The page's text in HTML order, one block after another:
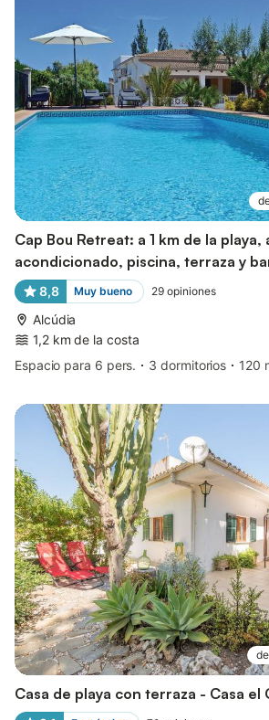
Cap Bou Retreat: a 1 km de la playa,
acondicionado, piscina, terraza y
8,8 Muy bueno 29 opiniones
Alcúdia
1,2 km de la costa
Espacio para 6 pers.
3 dormitorios 120
Casa de playa con terraza - Casa el